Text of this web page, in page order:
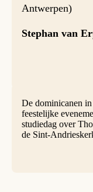
Antwerpen)
Stephan van
De dominicanen
feestelijke
studiedag over
de Sint-